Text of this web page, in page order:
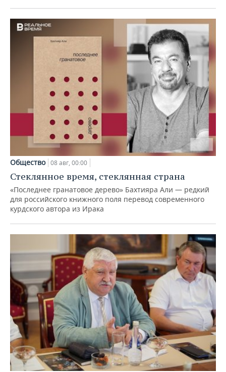
Общество 08 авг, 00:00
Стеклянное время, стеклянная страна
«Последнее гранатовое дерево» Бахтияра Али — редкий
для российского книжного поля перевод современного
курдского автора из Ирака